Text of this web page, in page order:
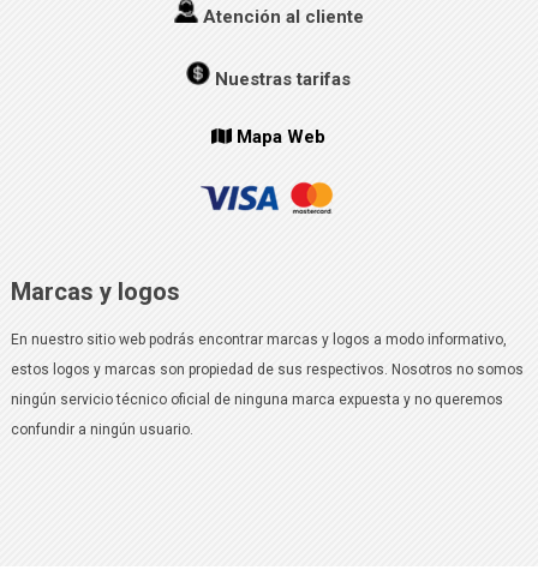
Atención al cliente
Nuestras tarifas
Mapa Web
Marcas y logos
En nuestro sitio web podrás encontrar marcas y logos a modo informativo,
estos logos y marcas son propiedad de sus respectivos. Nosotros no somos
ningún servicio técnico oficial de ninguna marca expuesta y no queremos
confundir a ningún usuario.